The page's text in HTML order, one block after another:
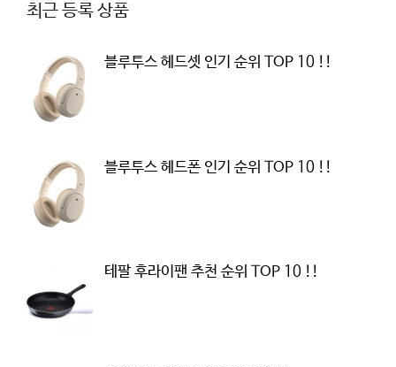
최근 등록 상품
블루투스 헤드셋 인기 순위 TOP 10 !!
블루투스 헤드폰 인기 순위 TOP 10 !!
테팔 후라이팬 추천 순위 TOP 10 !!